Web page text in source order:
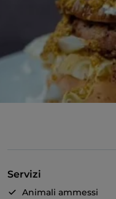
Servizi
Animali ammessi